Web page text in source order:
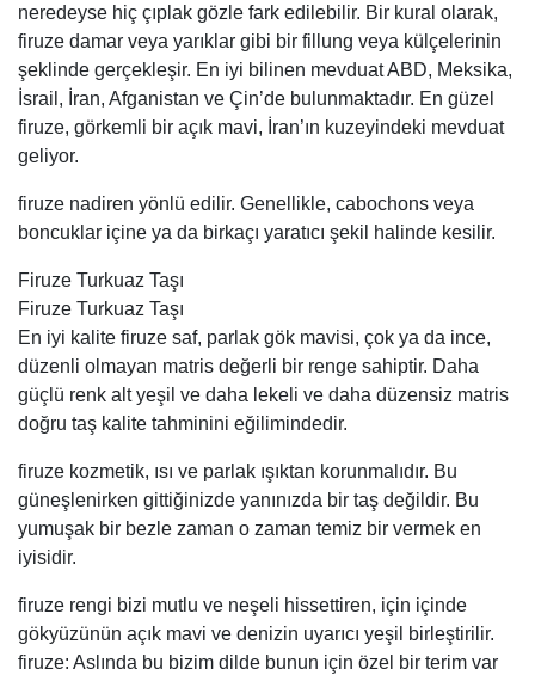
neredeyse hiç çıplak gözle fark edilebilir. Bir kural olarak,
firuze damar veya yarıklar gibi bir fillung veya külçelerinin
şeklinde gerçekleşir. En iyi bilinen mevduat ABD, Meksika,
İsrail, İran, Afganistan ve Çin’de bulunmaktadır. En güzel
firuze, görkemli bir açık mavi, İran’ın kuzeyindeki mevduat
geliyor.
firuze nadiren yönlü edilir. Genellikle, cabochons veya
boncuklar içine ya da birkaçı yaratıcı şekil halinde kesilir.
Firuze Turkuaz Taşı
Firuze Turkuaz Taşı
En iyi kalite firuze saf, parlak gök mavisi, çok ya da ince,
düzenli olmayan matris değerli bir renge sahiptir. Daha
güçlü renk alt yeşil ve daha lekeli ve daha düzensiz matris
doğru taş kalite tahminini eğilimindedir.
firuze kozmetik, ısı ve parlak ışıktan korunmalıdır. Bu
güneşlenirken gittiğinizde yanınızda bir taş değildir. Bu
yumuşak bir bezle zaman o zaman temiz bir vermek en
iyisidir.
firuze rengi bizi mutlu ve neşeli hissettiren, için içinde
gökyüzünün açık mavi ve denizin uyarıcı yeşil birleştirilir.
firuze: Aslında bu bizim dilde bunun için özel bir terim var